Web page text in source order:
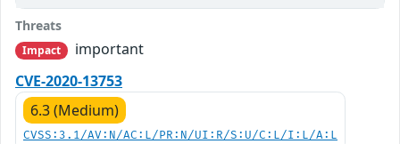
Threats
Impact
important
CVE-2020-13753
6.3 (Medium)
CVSS:3.1/AV:N/AC:L/PR:N/UI:R/S:U/C:L/I:L/A:L